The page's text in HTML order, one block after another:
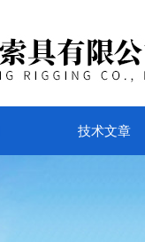
技术文章